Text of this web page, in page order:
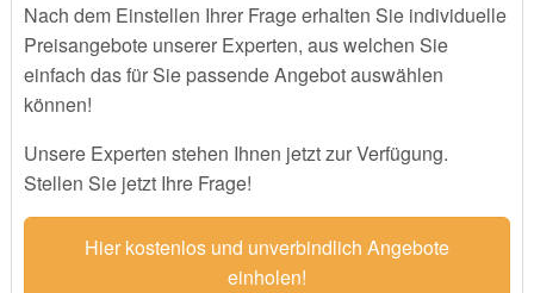
Nach dem Einstellen Ihrer Frage erhalten Sie individuelle
Preisangebote unserer Experten, aus welchen Sie
einfach das für Sie passende Angebot auswählen
können!
Unsere Experten stehen Ihnen jetzt zur Verfügung.
Stellen Sie jetzt Ihre Frage!
Hier kostenlos und unverbindlich Angebote
einholen!